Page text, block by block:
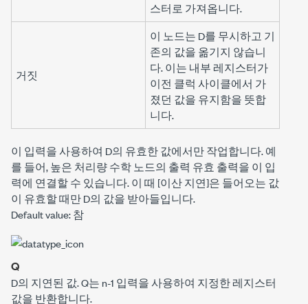
스터로 가져옵니다.
거짓
이 노드는 D를 무시하고 기
존의 값을 옮기지 않습니
다. 이는 내부 레지스터가
이전 클럭 사이클에서 가
졌던 값을 유지함을 뜻합
니다.
이 입력을 사용하여 D의 유효한 값에서만 작업합니다. 예
를 들어, 높은 처리량 수학 노드의 출력 유효 출력을 이 입
력에 연결할 수 있습니다. 이 때 [이산 지연]은 들어오는 값
이 유효할 때만D의 값을 받아들입니다.
Default value: 참
Q
D의 지연된 값.Q는 n-1 입력을 사용하여 지정한 레지스터
값을 반환합니다.